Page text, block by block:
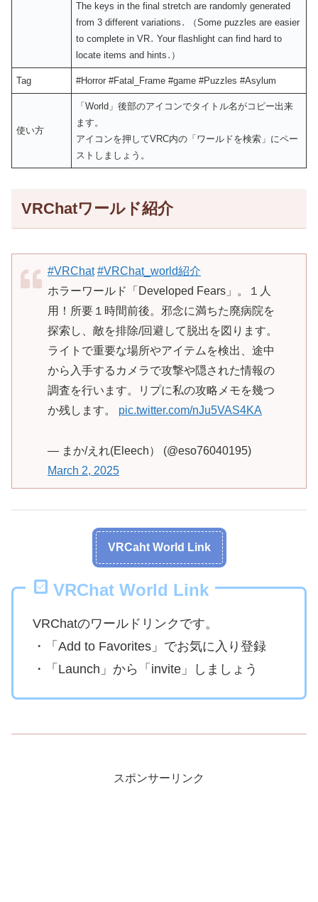
The keys in the final stretch are randomly generated
from 3 different variations․ （Some puzzles are easier
to complete in VR․ Your flashlight can find hard to
locate items and hints․）
Tag #Horror #Fatal_Frame #game #Puzzles #Asylum
使い方
「World」後部のアイコンでタイトル名がコピー出来
ます。
アイコンを押してVRC内の「ワールドを検索」にペー
ストしましょう。
VRChatワールド紹介
#VRChat #VRChat_world紹介
ホラーワールド「Developed Fears」。１人
用！所要１時間前後。邪念に満ちた廃病院を
探索し、敵を排除/回避して脱出を図ります。
ライトで重要な場所やアイテムを検出、途中
から入手するカメラで攻撃や隠された情報の
調査を行います。リプに私の攻略メモを幾つ
か残します。 pic.twitter.com/nJu5VAS4KA
— まか/えれ(Eleech） (@eso76040195)
March 2, 2025
VRCaht World Link
VRChat World Link
VRChatのワールドリンクです。
・「Add to Favorites」でお気に入り登録
・「Launch」から「invite」しましょう
スポンサーリンク